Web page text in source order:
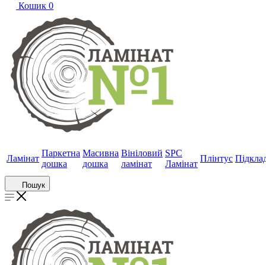
Кошик 0
Ламінат
Паркетна
дошка
Масивна
дошка
Вініловий
ламінат
SPC
Ламінат
Плінтус
Пошук